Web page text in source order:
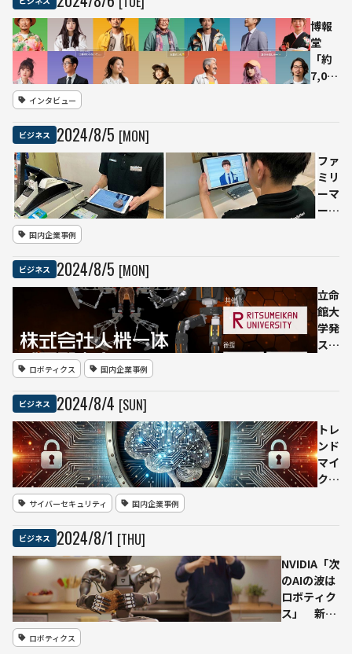
州と単
一州で
は過去
最多の
博報
堂
「約
7,000
生成
AI」
でバ
ーチ
成
調査
手法
を根
本的
り組
みと
は？
インタビュー
ビジネス 2024/8/5 [MON]
ファ
ミリ
ーマ
ー
ュア
ル検
索を
強
で店
舗運
営を
効率
国内企業事例
ビジネス 2024/8/5 [MON]
立命
館大
学発
スタ
機一
体」
が人
型二
最新
モデ
ルを
公
ロボティクス 国内企業事例
ビジネス 2024/8/4 [SUN]
トレ
ンド
マイ
ク
バー
攻撃
と情
報漏
サイバーセキュリティ 国内企業事例
ビジネス 2024/8/1 [THU]
NVIDIA「次
のAIの波は
ロボティク
ス」 新プ
ロボティクス